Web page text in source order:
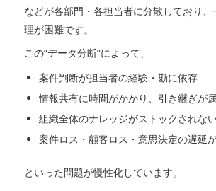
などが各部門・各担当者に分散しており
理が困難です。
この“データ分断”によって、
案件判断が担当者の経験・勘に依存
情報共有に時間がかかり、引き継ぎが
組織全体のナレッジがストックされな
案件ロス・顧客ロス・意思決定の遅延
といった問題が慢性化しています。